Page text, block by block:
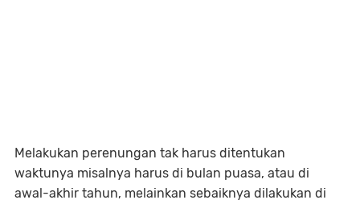
Melakukan perenungan tak harus ditentukan
waktunya misalnya harus di bulan puasa, atau di
awal-akhir tahun, melainkan sebaiknya dilakukan di